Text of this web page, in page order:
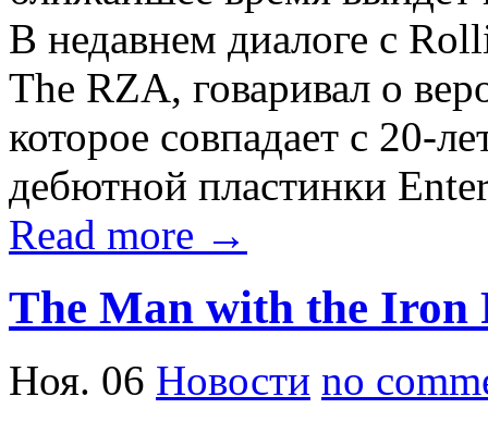
В недавнем диалоге с
The RZA, говаривал о
которое совпадает с 20-
дебютной пластинки
Read more →
The Man with the Iron
Ноя. 06 Новости no